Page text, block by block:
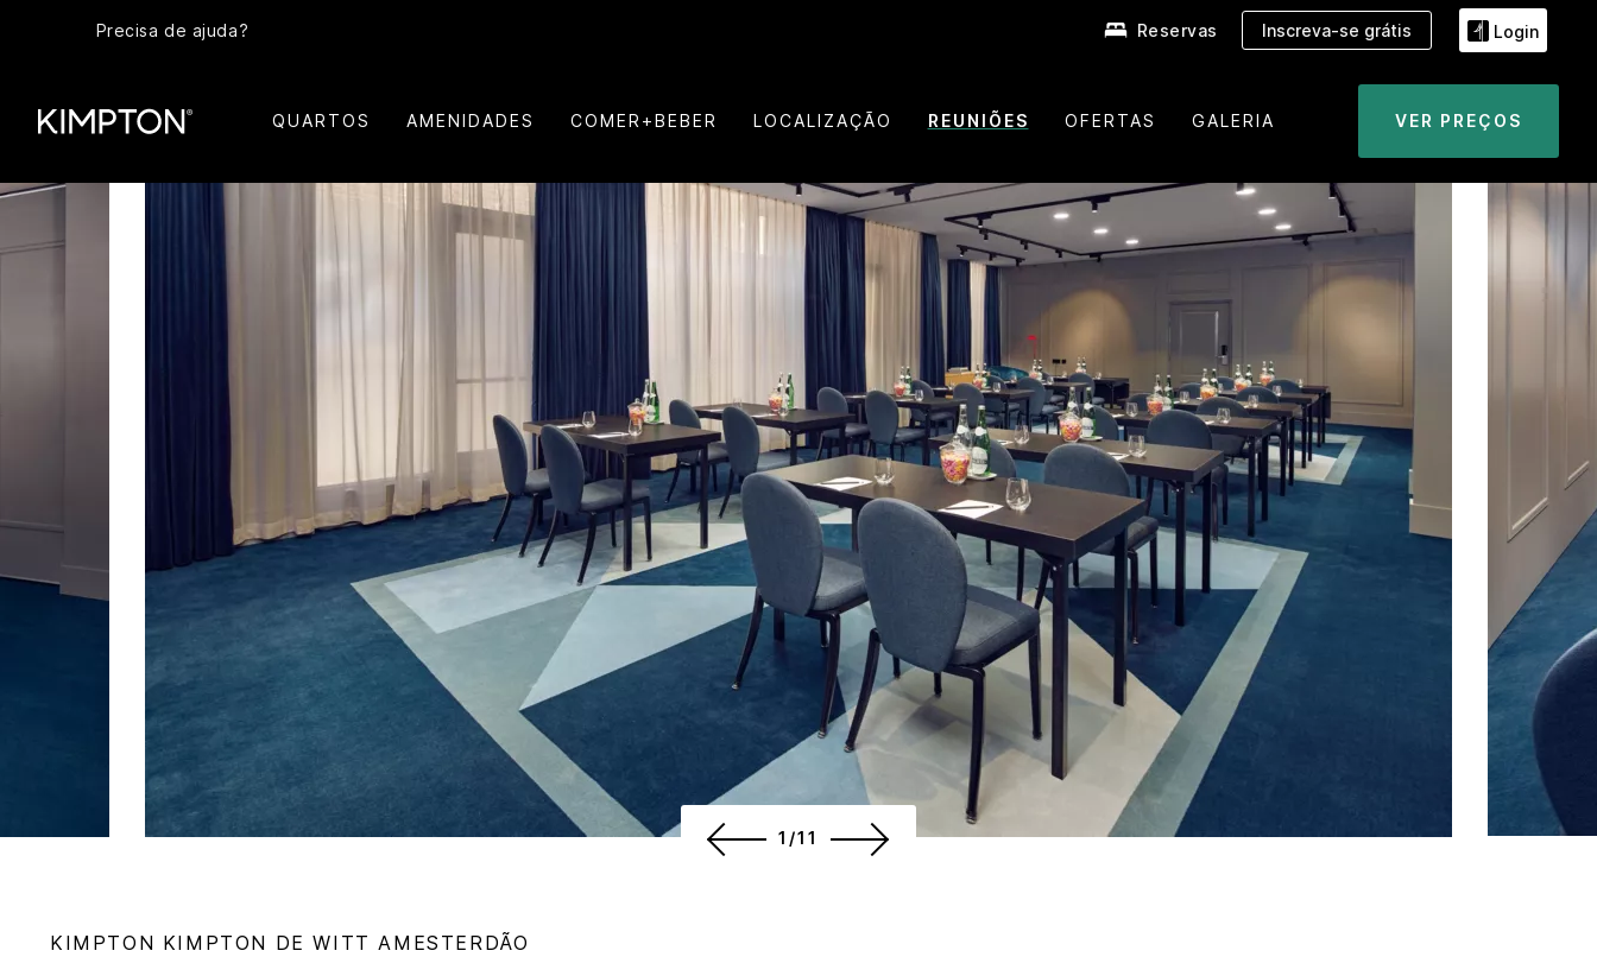
Precisa de ajuda? Reservas Inscreva-se grátis Login
QUARTOS AMENIDADES COMER+BEBER LOCALIZAÇÃO REUNIÕES OFERTAS GALERIA VER PREÇOS
1/11
KIMPTON KIMPTON DE WITT AMESTERDÃO